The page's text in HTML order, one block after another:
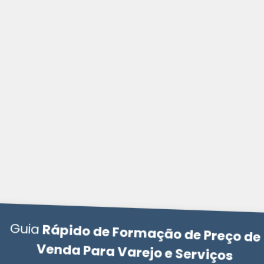
GuiaRápido de Formação de Preço de
Venda Para Varejo e Serviços